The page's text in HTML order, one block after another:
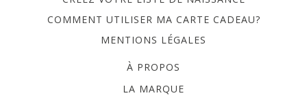
Fermeture par bouton pression.
Idéal dès 6 mois et jusqu'à 3 ans environ.
utilisé dans les plastifiants)
COMMENT UTILISER MA CARTE CADEAU?
MENTIONS LÉGALES
À PROPOS
LA MARQUE